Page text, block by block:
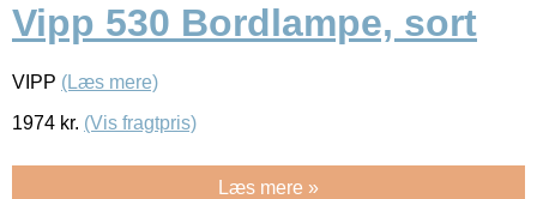
Vipp 530 Bordlampe, sort
VIPP (Læs mere)
1974 kr. (Vis fragtpris)
Læs mere »